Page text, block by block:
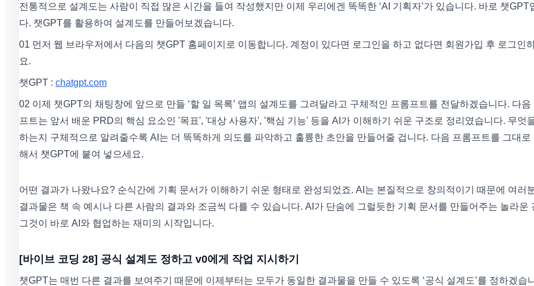
전통적으로 설계도는 사람이 직접 많은 시간을 들여 작성했지만 이제 우리에겐 똑똑한 ‘AI 기획자’가 있습니다. 바로 챗GPT
다. 챗GPT를 활용하여 설계도를 만들어보겠습니다.
01 먼저 웹 브라우저에서 다음의 챗GPT 홈페이지로 이동합니다. 계정이 있다면 로그인을 하고 없다면 회원가입 후 로그인
요.
챗GPT : chatgpt.com
02 이제 챗GPT의 채팅창에 앞으로 만들 ‘할 일 목록’ 앱의 설계도를 그려달라고 구체적인 프롬프트를 전달하겠습니다. 다음
프트는 앞서 배운 PRD의 핵심 요소인 '목표', '대상 사용자', '핵심 기능' 등을 AI가 이해하기 쉬운 구조로 정리였습니다. 무엇
하는지 구체적으로 알려줄수록 AI는 더 똑똑하게 의도를 파악하고 훌륭한 초안을 만들어줄 겁니다. 다음 프롬프트를 그대로
해서 챗GPT에 붙여 넣으세요.
어떤 결과가 나왔나요? 순식간에 기획 문서가 이해하기 쉬운 형태로 완성되었죠. AI는 본질적으로 창의적이기 때문에 여러
결과물은 책 속 예시나 다른 사람의 결과와 조금씩 다를 수 있습니다. AI가 단숨에 그럴듯한 기획 문서를 만들어주는 놀라운
그것이 바로 AI와 협업하는 재미의 시작입니다.
[바이브 코딩 28] 공식 설계도 정하고 v0에게 작업 지시하기
챗GPT는 매번 다른 결과를 보여주기 때문에 이제부터는 모두가 동일한 결과물을 만들 수 있도록 ‘공식 설계도’를 정하겠습